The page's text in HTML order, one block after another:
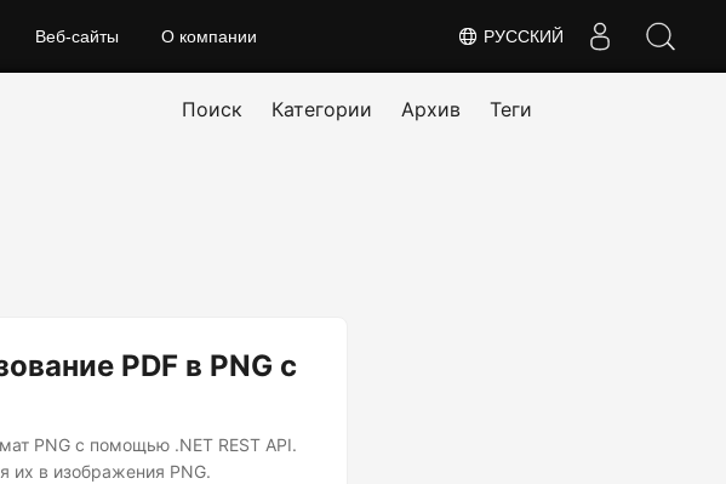
РУССКИЙ
Веб-сайты О компании
Поиск Категории Архив Теги
PDF в PNG с
PNG с помощью .NET REST API.
их в изображения PNG.